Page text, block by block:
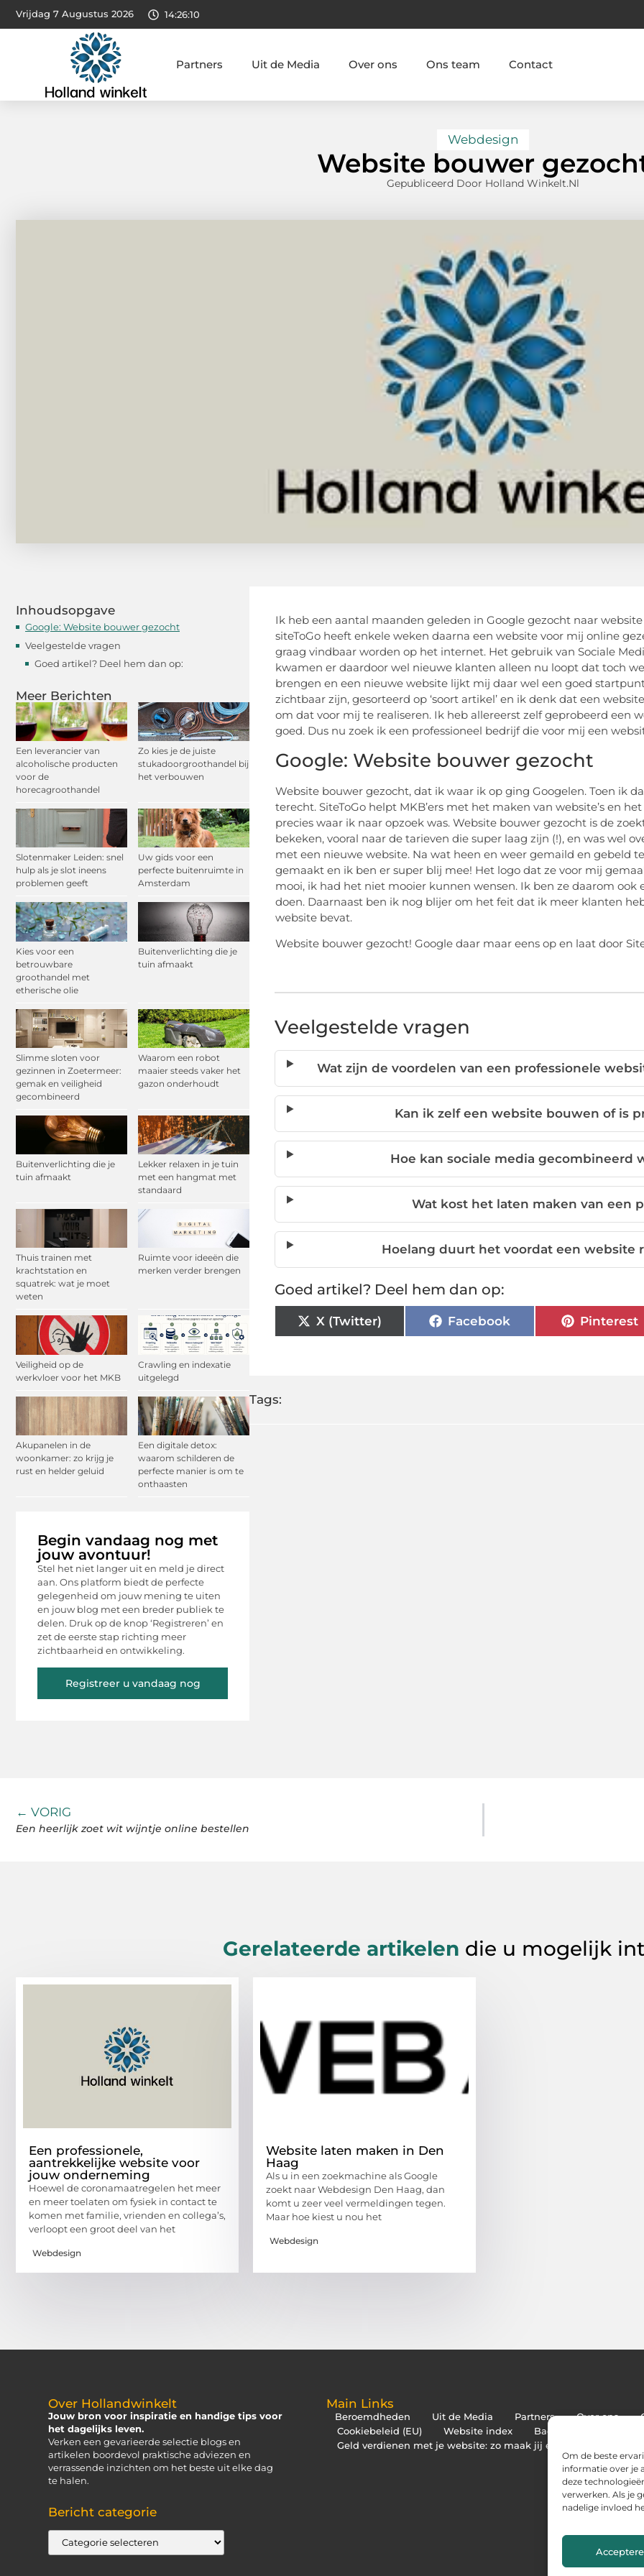
Om de beste
informatie over je
deze
verwerken. Als je
nadelige invloed
Vrijdag 7 Augustus 2026 14:26:11
Partners Uit de Media Over ons Ons team Contact
Webdesign
Website bouwer
Gepubliceerd Door Holland Winkelt.nl
Inhoudsopgave
Google: Website bouwer gezocht
Veelgestelde vragen
Goed artikel? Deel hem dan op:
Meer Berichten
Een leverancier van
alcoholische producten
voor de
horecagroothandel
Zo kies je de juiste
stukadoorgroothandel bij
het verbouwen
Slotenmaker Leiden: snel
hulp als je slot ineens
problemen geeft
Uw gids voor een
perfecte buitenruimte in
Amsterdam
Kies voor een
betrouwbare
groothandel met
etherische olie
Buitenverlichting die je
tuin afmaakt
Slimme sloten voor
gezinnen in Zoetermeer:
gemak en veiligheid
gecombineerd
Waarom een robot
maaier steeds vaker het
gazon onderhoudt
Buitenverlichting die je
tuin afmaakt
Lekker relaxen in je tuin
met een hangmat met
standaard
Thuis trainen met
krachtstation en
squatrek: wat je moet
weten
Ruimte voor ideeën die
merken verder brengen
Veiligheid op de
werkvloer voor het MKB
Crawling en indexatie
uitgelegd
Akupanelen in de
woonkamer: zo krijg je
rust en helder geluid
Een digitale detox:
waarom schilderen de
perfecte manier is om te
onthaasten
Begin vandaag nog met
jouw avontuur!
Stel het niet langer uit en meld je direct
aan. Ons platform biedt de perfecte
gelegenheid om jouw mening te uiten
en jouw blog met een breder publiek te
delen. Druk op de knop ‘Registreren’ en
zet de eerste stap richting meer
zichtbaarheid en ontwikkeling.
Registreer u vandaag nog
Ik heb een aantal maanden geleden in Google gezocht naar
siteToGo heeft enkele weken daarna een website voor mij online
graag vindbaar worden op het internet. Het gebruik van Sociale
kwamen er daardoor wel nieuwe klanten alleen nu loopt dat toch
brengen en een nieuwe website lijkt mij daar wel een goed
zichtbaar zijn, gesorteerd op ‘soort artikel’ en ik denk dat een
om dat voor mij te realiseren. Ik heb allereerst zelf geprobeerd een
goed. Dus nu zoek ik een professioneel bedrijf die voor mij een
Google: Website bouwer gezocht
Website bouwer gezocht, dat ik waar ik op ging Googelen. Toen ik
terecht. SiteToGo helpt MKB’ers met het maken van website’s en
precies waar ik naar opzoek was. Website bouwer gezocht is de
bekeken, vooral naar de tarieven die super laag zijn (!), en was wel
met een nieuwe website. Na wat heen en weer gemaild en gebeld
gemaakt en ik ben er super blij mee! Het logo dat ze voor mij
mooi, ik had het niet mooier kunnen wensen. Ik ben ze daarom
doen. Daarnaast ben ik nog blijer om het feit dat ik meer klanten
website bevat.
Website bouwer gezocht! Google daar maar eens op en laat door
Veelgestelde vragen
Wat zijn de voordelen van een professionele
Kan ik zelf een website bouwen of is
Hoe kan sociale media gecombineerd
Wat kost het laten maken van een
Hoelang duurt het voordat een website
Goed artikel? Deel hem dan op:
X (Twitter) Facebook Pinterest
Tags:
← VORIG
Een heerlijk zoet wit wijntje online bestellen
Gerelateerde artikelen die u mogelijk
Een professionele,
aantrekkelijke website voor
jouw onderneming
Hoewel de coronamaatregelen het meer
en meer toelaten om fysiek in contact te
komen met familie, vrienden en collega’s,
verloopt een groot deel van het
Webdesign
Website laten maken in Den
Haag
Als u in een zoekmachine als Google
zoekt naar Webdesign Den Haag, dan
komt u zeer veel vermeldingen tegen.
Maar hoe kiest u nou het
Webdesign
Over Hollandwinkelt
Jouw bron voor inspiratie en handige tips voor
het dagelijks leven.
Verken een gevarieerde selectie blogs en
artikelen boordevol praktische adviezen en
verrassende inzichten om het beste uit elke dag
te halen.
Bericht categorie
Main Links
Beroemdheden Uit de Media Partners Over ons
Cookiebeleid (EU)
Website index
Backlinks kopen
Geld verdienen met je website: zo maak jij er een